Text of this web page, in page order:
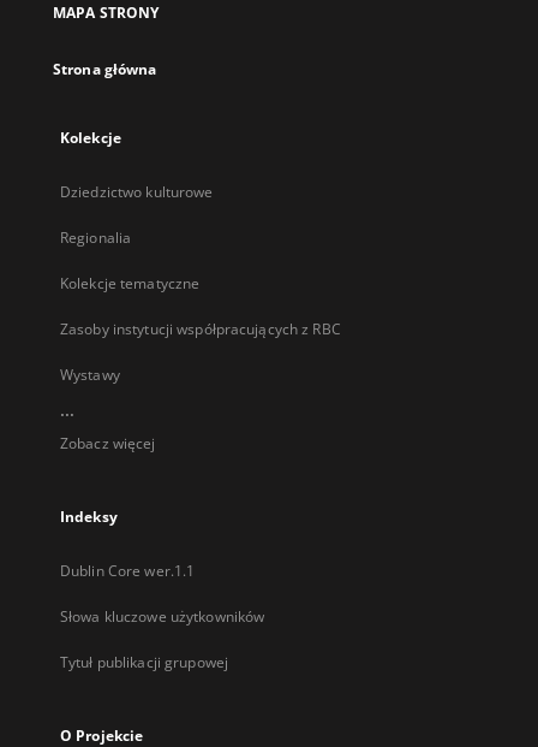
karcie
MAPA STRONY
Strona główna
Kolekcje
Dziedzictwo kulturowe
Regionalia
Kolekcje tematyczne
Zasoby instytucji współpracujących z RBC
Wystawy
...
Zobacz więcej
Indeksy
Dublin Core wer.1.1
Słowa kluczowe użytkowników
Tytuł publikacji grupowej
O Projekcie